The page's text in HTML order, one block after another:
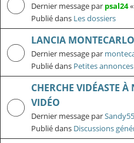
Dernier message par psal24«
Publié dans Les dossiers
LANCIA
Dernier message par
Publié dans Petites
CHERCHE VIDÉASTE
VIDÉO
Dernier message par
Publié dans Discussions